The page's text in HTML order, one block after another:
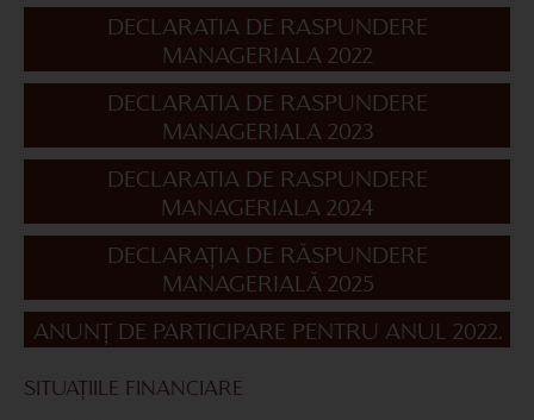
DECLARATIA DE RASPUNDERE
MANAGERIALA 2022
DECLARATIA DE RASPUNDERE
MANAGERIALA 2023
DECLARATIA DE RASPUNDERE
MANAGERIALA 2024
DECLARAȚIA DE RĂSPUNDERE
MANAGERIALĂ 2025
ANUNŢ DE PARTICIPARE PENTRU ANUL 2022.
SITUAȚIILE FINANCIARE